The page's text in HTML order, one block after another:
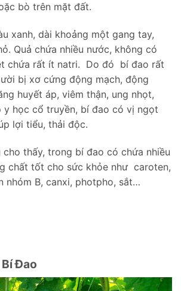
bò trên mặt đất.
xanh, dài khoảng một gang tay,
Quả chứa nhiều nước, không có
chứa rất ít natri. Do đó bí đao rất
bị xơ cứng động mạch, động
huyết áp, viêm thận, ung nhọt,
y học cổ truyền, bí đao có vị ngọt
lợi tiểu, thải độc.
cho thấy, trong bí đao có chứa nhiều
chất tốt cho sức khỏe như caroten,
nhóm B, canxi, photpho, sắt…
Đao